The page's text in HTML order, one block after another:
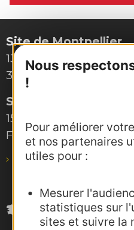
Nous
!
Pour améliorer
et nos partenaires
utiles pour :
Mesurer
statistiques sur
sites et suivre la
Site de Montpellier
132, boulevard
34000 Montpellier
Site de Toulouse
15, rue Rivals – CS
F-31685 Toulouse
pro@agence-